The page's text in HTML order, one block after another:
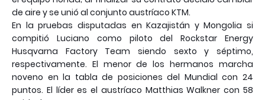
de aire y se unió al conjunto austríaco KTM.
En la pruebas disputadas en Kazajistán y Mongolia si
compitió Luciano como piloto del Rockstar Energy
Husqvarna Factory Team siendo sexto y séptimo,
respectivamente. El menor de los hermanos marcha
noveno en la tabla de posiciones del Mundial con 24
puntos. El líder es el austríaco Matthias Walkner con 58